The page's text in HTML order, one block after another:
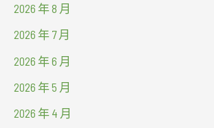
2026 年 8 月
2026 年 7 月
2026 年 6 月
2026 年 5 月
2026 年 4 月